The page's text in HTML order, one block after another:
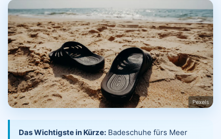
Pexels
Das Wichtigste in Kürze: Badeschuhe fürs Meer